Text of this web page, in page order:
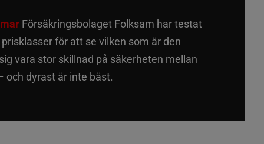
Försäkringsbolaget Folksam har testat
för att se vilken som är den
vara stor skillnad på säkerheten mellan
och dyrast är inte bäst.